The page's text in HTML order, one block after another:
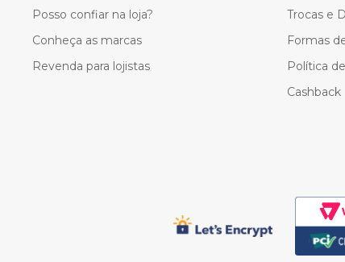
Posso confiar na loja?
Conheça as marcas
Revenda para lojistas
Trocas e
Formas
Política
Cashback